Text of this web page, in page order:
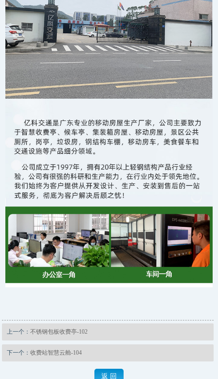
上一个：不锈钢包板收费亭-102
下一个：收费站智慧云舱-104
返 回